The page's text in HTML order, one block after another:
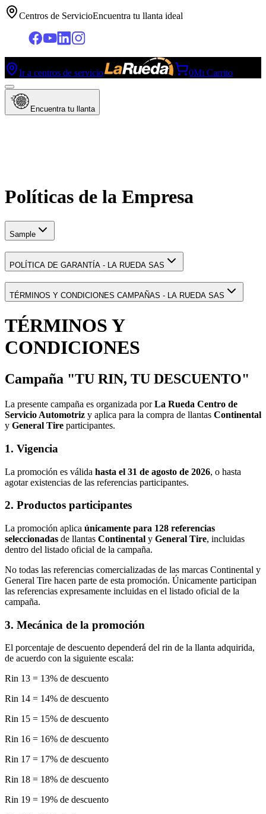
Centros de ServicioEncuentra tu llanta ideal
Ir a centros de servicio 0Mi Carrito
Encuentra tu llanta
Políticas de la Empresa
Sample
POLÍTICA DE GARANTÍA - LA RUEDA SAS
TÉRMINOS Y CONDICIONES CAMPAÑAS - LA RUEDA SAS
TÉRMINOS Y
CONDICIONES
Campaña "TU RIN, TU DESCUENTO"
La presente campaña es organizada porLa Rueda Centro de
Servicio Automotriz y aplica para la compra de llantas Continental
y General Tire participantes.
1. Vigencia
La promoción es válida hasta el 31 de agosto de 2026, o hasta
agotar existencias de las referencias participantes.
2. Productos participantes
La promoción aplica únicamente para 128 referencias
seleccionadas de llantas Continental y General Tire, incluidas
dentro del listado oficial de la campaña.
No todas las referencias comercializadas de las marcas Continental y
General Tire hacen parte de esta promoción. Únicamente participan
las referencias expresamente incluidas en el listado oficial de la
campaña.
3. Mecánica de la promoción
El porcentaje de descuento dependerá del rin de la llanta adquirida,
de acuerdo con la siguiente escala:
Rin 13 = 13% de descuento
Rin 14 = 14% de descuento
Rin 15 = 15% de descuento
Rin 16 = 16% de descuento
Rin 17 = 17% de descuento
Rin 18 = 18% de descuento
Rin 19 = 19% de descuento